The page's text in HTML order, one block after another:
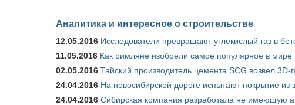
Аналитика и интересное о строительстве
12.05.2016 Исследователи превращают углекислый газ в
11.05.2016 Как римляне изобрели самое популярное в мире
02.05.2016 Тайский производитель цемента SCG возвел
24.04.2016 На новосибирской дороге испытают покрытие
24.04.2016 Сибирская компания разработала не имеющую